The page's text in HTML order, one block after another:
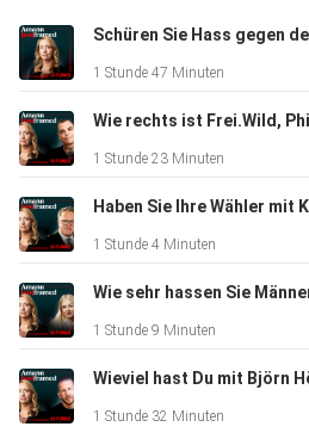
1 Stunde 47 Minuten
Wie rechts ist Frei.Wild,
1 Stunde 23 Minuten
1 Stunde 4 Minuten
1 Stunde 9 Minuten
1 Stunde 32 Minuten